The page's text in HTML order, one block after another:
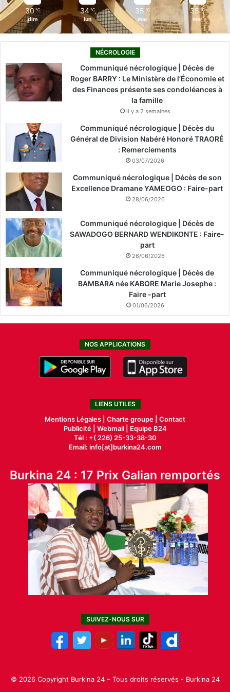
30 ℃
dim
34 ℃
lun
35 ℃
mar
35 ℃
mer
NÉCROLOGIE
Communiqué nécrologique | Décès de
Roger BARRY : Le Ministère de l’Économie et
des Finances présente ses condoléances à
la famille
il y a 2 semaines
Communiqué nécrologique | Décès du
Général de Division Nabéré Honoré TRAORÉ
: Remerciements
03/07/2026
Communiqué nécrologique | Décès de son
Excellence Dramane YAMEOGO : Faire-part
28/06/2026
Communiqué nécrologique | Décès de
SAWADOGO BERNARD WENDIKONTE : Faire-
part
26/06/2026
Communiqué nécrologique | Décès de
BAMBARA née KABORE Marie Josephe :
Faire -part
01/06/2026
NOS APPLICATIONS
LIENS UTILES
Mentions Légales | Charte groupe | Contact
Publicité| Webmail |
Equipe B24
Tél : +( 226) 25-33-38-30
Email: info[at]burkina24.com
Burkina 24 : 17 Prix Galian remportés
SUIVEZ-NOUS SUR
© 2026 Copyright Burkina 24 – Tous droits réservés - Burkina 24